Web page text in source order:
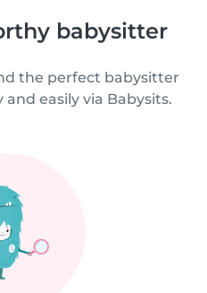
babysitter
the perfect babysitter
easily via Babysits.